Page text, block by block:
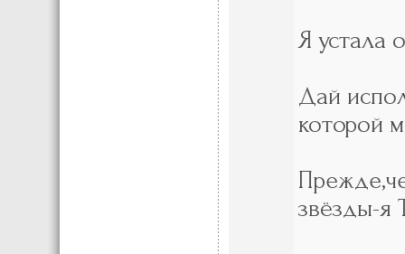
Я устала
Дай
которой
звёзды-я